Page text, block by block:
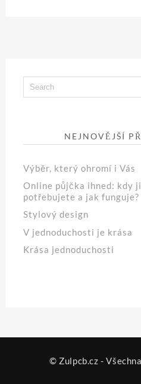
NEJNOVĚJŠÍ
Výběr, který ohromí i Vás
Online půjčka ihned: kdy
potřebujete a jak funguje?
Stylový design
V jednoduchosti je krása
Krása jednoduchosti
© Zulpcb.cz -